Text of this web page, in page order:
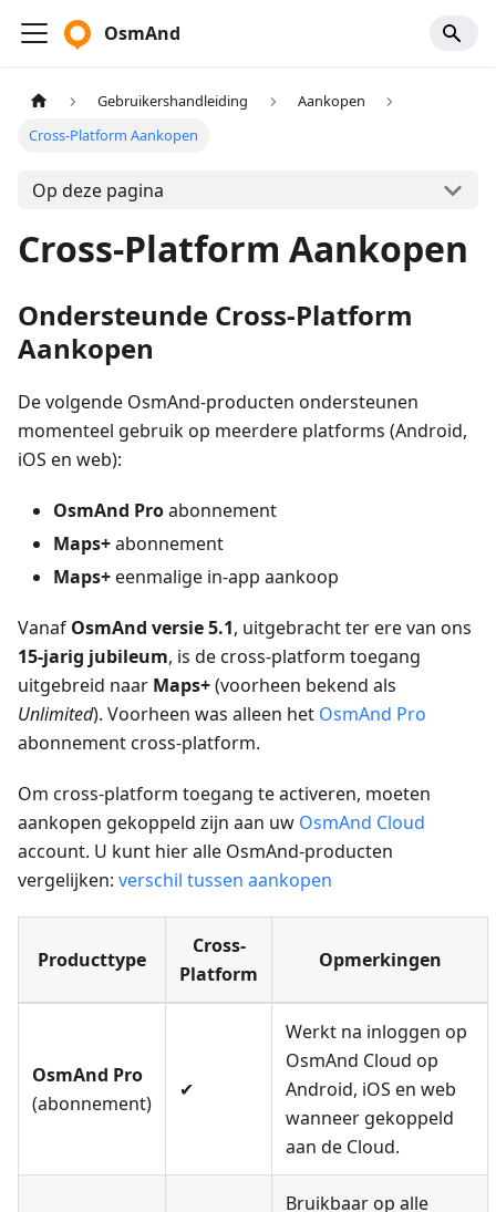
OsmAnd
Gebruikershandleiding
Aankopen
Cross-Platform Aankopen
Op deze pagina
Cross-Platform Aankopen
Ondersteunde Cross-Platform
Aankopen
De volgende OsmAnd-producten ondersteunen
momenteel gebruik op meerdere platforms (Android,
iOS en web):
OsmAnd Proabonnement
Maps+abonnement
Maps+eenmalige in-app aankoop
Vanaf OsmAnd versie 5.1, uitgebracht ter ere van ons
15-jarig jubileum, is de cross-platform toegang
uitgebreid naar Maps+(voorheen bekend als
Unlimited). Voorheen was alleen het OsmAnd Pro
abonnement cross-platform.
Om cross-platform toegang te activeren, moeten
aankopen gekoppeld zijn aan uw OsmAnd Cloud
account. U kunt hier alle OsmAnd-producten
vergelijken: verschil tussen aankopen
Producttype
Cross-
Platform
Opmerkingen
OsmAnd Pro
(abonnement)
✔
Werkt na inloggen op
OsmAnd Cloud op
Android, iOS en web
wanneer gekoppeld
aan de Cloud.
Bruikbaar op alle